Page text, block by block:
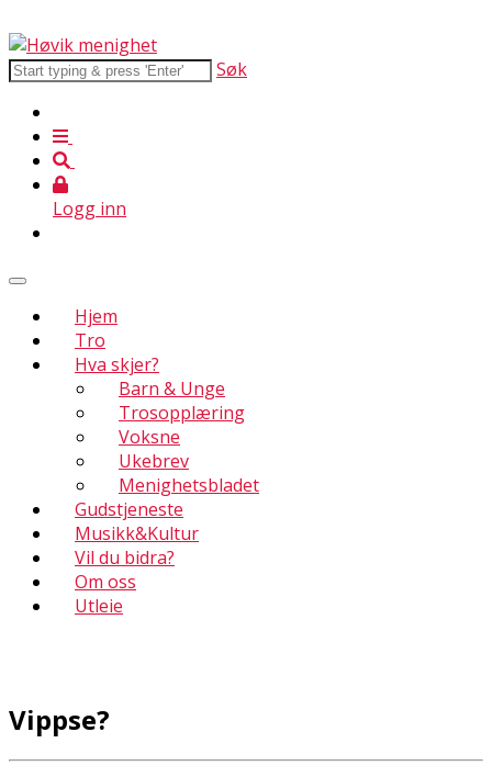
Søk
Logg inn
Hjem
Tro
Hva skjer?
Barn & Unge
Trosopplæring
Voksne
Ukebrev
Menighetsbladet
Gudstjeneste
Musikk&Kultur
Vil du bidra?
Om oss
Utleie
Vippse?